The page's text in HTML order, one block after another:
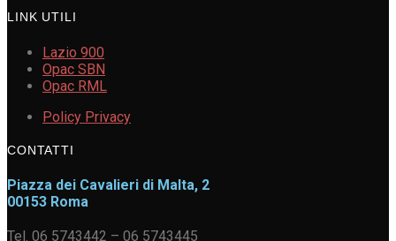
LINK UTILI
Lazio 900
Opac SBN
Opac RML
Policy Privacy
CONTATTI
Piazza dei Cavalieri di Malta, 2
00153 Roma
Tel. 06 5743442 – 06 5743445